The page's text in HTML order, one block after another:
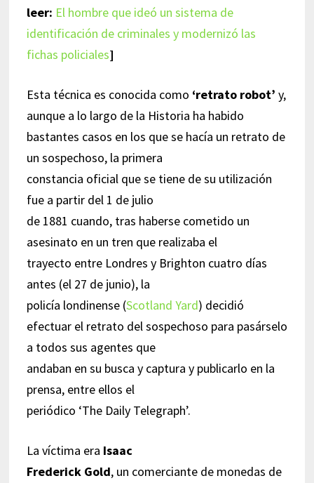
leer: El hombre que ideó un sistema de
identificación de criminales y modernizó las
fichas policiales]
Esta técnica es conocida como ‘retrato robot’ y,
aunque a lo largo de la Historia ha habido
bastantes casos en los que se hacía un retrato de
un sospechoso, la primera
constancia oficial que se tiene de su utilización
fue a partir del 1 de julio
de 1881 cuando, tras haberse cometido un
asesinato en un tren que realizaba el
trayecto entre Londres y Brighton cuatro días
antes (el 27 de junio), la
policía londinense (Scotland Yard) decidió
efectuar el retrato del sospechoso para pasárselo
a todos sus agentes que
andaban en su busca y captura y publicarlo en la
prensa, entre ellos el
periódico ‘The Daily Telegraph’.
La víctima era Isaac
Frederick Gold, un comerciante de monedas de